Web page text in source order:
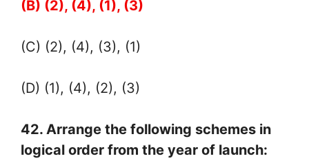
(B) (2), (4), (1), (3)
(C) (2), (4), (3), (1)
(D) (1), (4), (2), (3)
42. Arrange the following schemes in
logical order from the year of launch: